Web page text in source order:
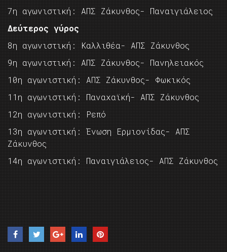
7η αγωνιστική: ΑΠΣ Ζάκυνθος- Παναιγιάλειος
Δεύτερος γύρος
8η αγωνιστική: Καλλιθέα- ΑΠΣ Ζάκυνθος
9η αγωνιστική: ΑΠΣ Ζάκυνθος- Πανηλειακός
10η αγωνιστική: ΑΠΣ Ζάκυνθος- Φωκικός
11η αγωνιστική: Παναχαϊκή- ΑΠΣ Ζάκυνθος
12η αγωνιστική: Ρεπό
13η αγωνιστική: Ένωση Ερμιονίδας- ΑΠΣ
Ζάκυνθος
14η αγωνιστική: Παναιγιάλειος- ΑΠΣ Ζάκυνθος